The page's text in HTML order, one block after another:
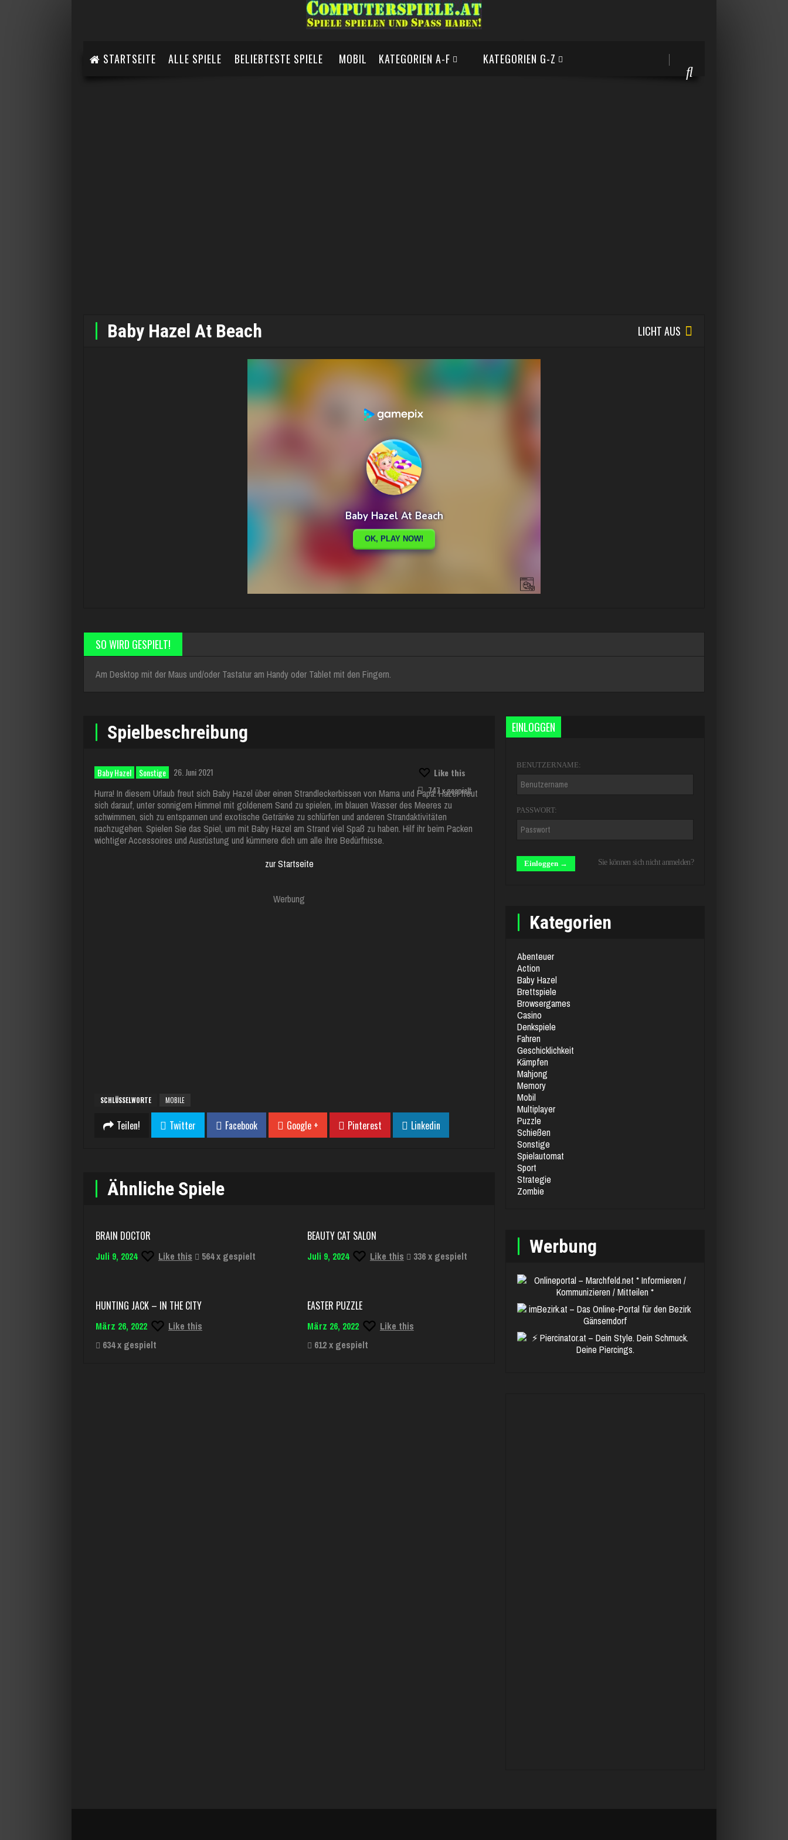
STARTSEITE ALLE SPIELE BELIEBTESTE SPIELE MOBIL KATEGORIEN A-F KATEGORIEN G-Z
Baby Hazel At Beach LICHT AUS
SO WIRD GESPIELT!
Am Desktop mit der Maus und/oder Tastatur am Handy oder Tablet mit den Fingern.
Spielbeschreibung
Baby Hazel Sonstige 26. Juni 2021
Like this
747 x gespielt
Hurra! In diesem Urlaub freut sich Baby Hazel über einen Strandleckerbissen von Mama und Papa. Hazel freut
sich darauf, unter sonnigem Himmel mit goldenem Sand zu spielen, im blauen Wasser des Meeres zu
schwimmen, sich zu entspannen und exotische Getränke zu schlürfen und anderen Strandaktivitäten
nachzugehen. Spielen Sie das Spiel, um mit Baby Hazel am Strand viel Spaß zu haben. Hilf ihr beim Packen
wichtiger Accessoires und Ausrüstung und kümmere dich um alle ihre Bedürfnisse.
zur Startseite
Werbung
SCHLÜSSELWORTE MOBILE
Teilen! Twitter Facebook Google + Pinterest Linkedin
Ähnliche Spiele
BRAIN DOCTOR
Juli 9, 2024 Like this 564 x gespielt
BEAUTY CAT SALON
Juli 9, 2024 Like this 336 x gespielt
HUNTING JACK – IN THE CITY
März 26, 2022
Like this
634 x gespielt
EASTER PUZZLE
März 26, 2022
Like this
612 x gespielt
EINLOGGEN
BENUTZERNAME:
PASSWORT:
Sie können sich nicht anmelden?
Kategorien
Abenteuer
Action
Baby Hazel
Brettspiele
Browsergames
Casino
Denkspiele
Fahren
Geschicklichkeit
Kämpfen
Mahjong
Memory
Mobil
Multiplayer
Puzzle
Schießen
Sonstige
Spielautomat
Sport
Strategie
Zombie
Werbung